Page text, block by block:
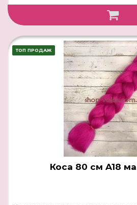
ТОП ПРОДАЖ
Коса 80 см A18